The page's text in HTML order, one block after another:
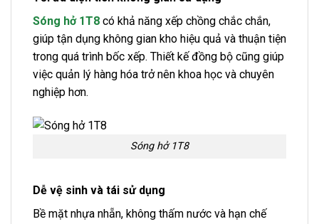
Sóng hở 1T8 có khả năng xếp chồng chắc chắn,
giúp tận dụng không gian kho hiệu quả và thuận tiện
trong quá trình bốc xếp. Thiết kế đồng bộ cũng giúp
việc quản lý hàng hóa trở nên khoa học và chuyên
nghiệp hơn.
Sóng hở 1T8
Dễ vệ sinh và tái sử dụng
Bề mặt nhựa nhẵn, không thấm nước và hạn chế